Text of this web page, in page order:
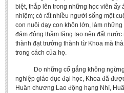
biệt, thắp lên trong những học viên
nhiệm; có rất nhiều người sống một
con nuôi dạy con khôn lớn, làm
đám đông thầm lặng tạo nên đất
thành đạt trưởng thành từ Khoa mà
trong cách của họ.
Do những cố gắng không ngừng
nghiệp giáo dục đại học, Khoa đã
Huân chương Lao động hạng Nhì,